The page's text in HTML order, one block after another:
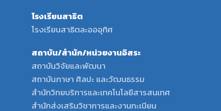
โรงเรียนสาธิต
โรงเรียนสาธิตละอออุทิศ
สถาบัน/สำนัก/หน่วยงานอิสระ
สถาบันวิจัยและพัฒนา
สถาบันภาษา ศิลปะ และวัฒนธรรม
สำนักวิทยบริการและเทคโนโลยีสารสนเทศ
สำนักส่งเสริมวิชาการและงานทะเบียน